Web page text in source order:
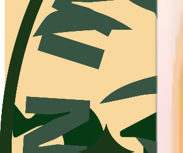
Sin alcohol etílico
Sin parabenos
Sin sal ♡ (Sin Cloruro de Sodio)
MODO DE USO
Aplica sobre el pelo húmedo dando
Enjuaga y repita de ser necesario
Para mejores resultados complemente la